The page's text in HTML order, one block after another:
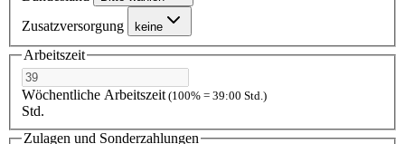
Zusatzversorgung keine
Arbeitszeit
Wöchentliche Arbeitszeit(100% = 39:00 Std.)
Std.
Zulagen und Sonderzahlungen